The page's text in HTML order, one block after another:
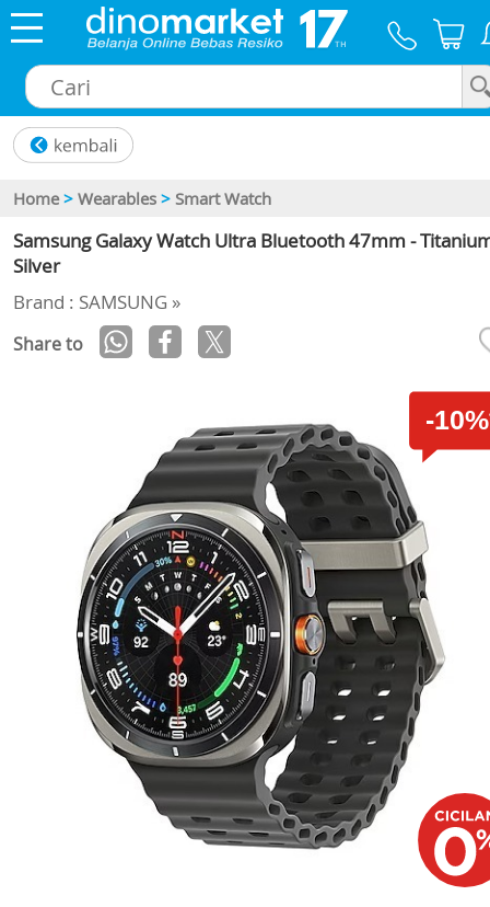
Home > Wearables > Smart Watch
Samsung Galaxy Watch Ultra Bluetooth 47mm -
Silver
Brand : SAMSUNG »
Share to
-